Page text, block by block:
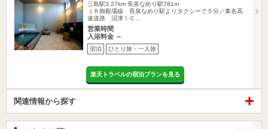
三島駅3.27km 長泉なめり駅781m
ＪＲ御殿場線 長泉なめり駅よりタクシーで５分／東名高
速道路 沼津ＩＣ…
営業時間
入浴料金 ～
宿泊 ひとり旅・一人旅
楽天トラベルの宿泊プランを見る
関連情報から探す